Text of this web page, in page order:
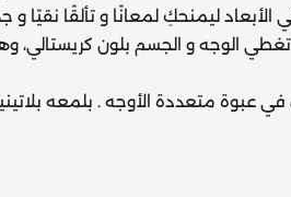
ليمنحكِ لمعانًا و تألقًا نقيًا و
تغطي الوجه و الجسم بلون كريستالي،
عبوة متعددة الأوجه . بلمعه